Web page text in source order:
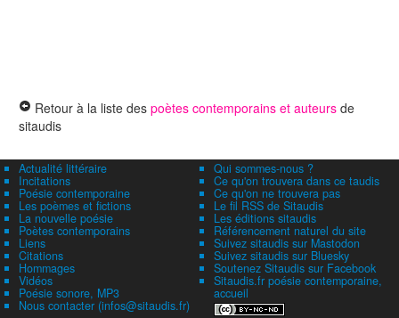
Retour à la liste des poètes contemporains et auteurs de
sitaudis
Actualité littéraire
Incitations
Poésie contemporaine
Les poèmes et fictions
La nouvelle poésie
Poètes contemporains
Liens
Citations
Hommages
Vidéos
Poésie sonore, MP3
Nous contacter (infos@sitaudis.fr)
Qui sommes-nous ?
Ce qu'on trouvera dans ce taudis
Ce qu'on ne trouvera pas
Le fil RSS de Sitaudis
Les éditions sitaudis
Référencement naturel du site
Suivez sitaudis sur Mastodon
Suivez sitaudis sur Bluesky
Soutenez Sitaudis sur Facebook
Sitaudis.fr poésie contemporaine,
accueil